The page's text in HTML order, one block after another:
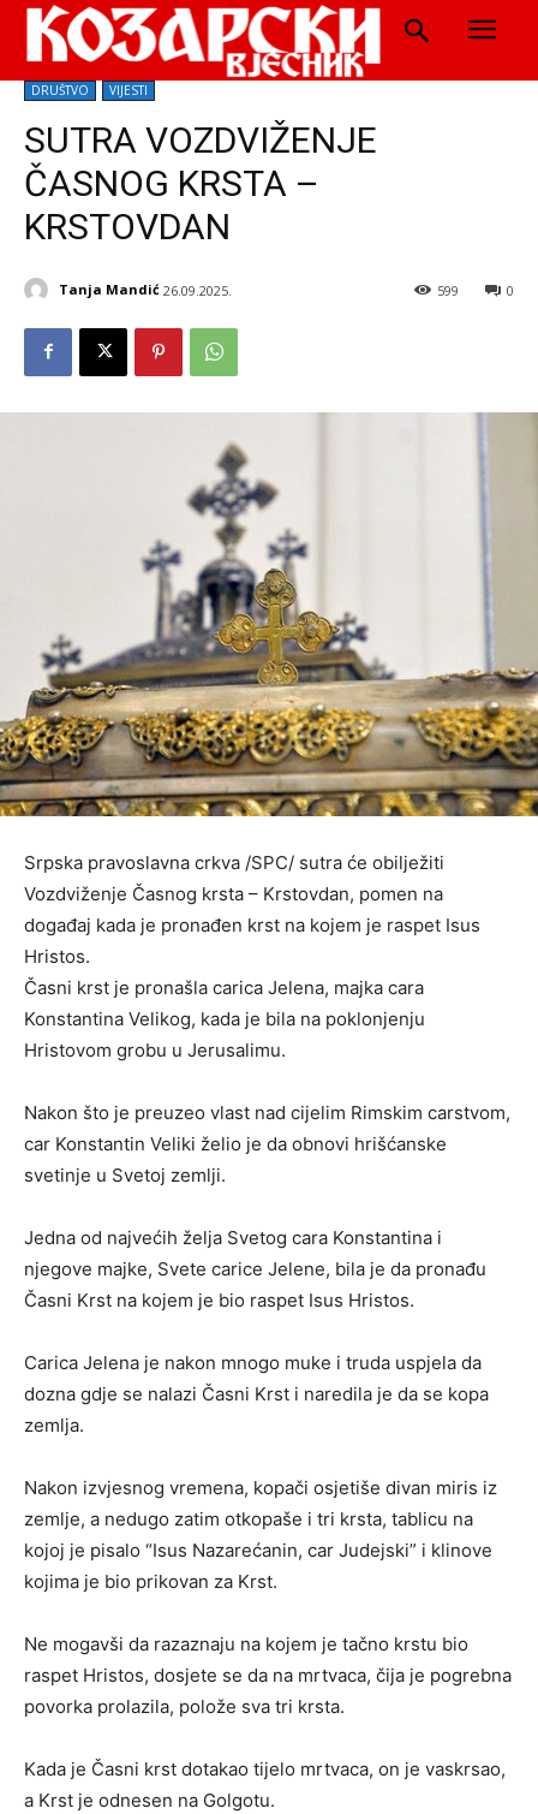
DRUŠTVO VIJESTI
SUTRA VOZDVIŽENJE
ČASNOG KRSTA –
KRSTOVDAN
Tanja Mandić 26.09.2025. 0
599
Srpska pravoslavna crkva /SPC/ sutra će obilježiti
Vozdviženje Časnog krsta – Krstovdan, pomen na
događaj kada je pronađen krst na kojem je raspet Isus
Hristos.
Časni krst je pronašla carica Jelena, majka cara
Konstantina Velikog, kada je bila na poklonjenju
Hristovom grobu u Jerusalimu.
Nakon što je preuzeo vlast nad cijelim Rimskim carstvom,
car Konstantin Veliki želio je da obnovi hrišćanske
svetinje u Svetoj zemlji.
Jedna od najvećih želja Svetog cara Konstantina i
njegove majke, Svete carice Jelene, bila je da pronađu
Časni Krst na kojem je bio raspet Isus Hristos.
Carica Jelena je nakon mnogo muke i truda uspjela da
dozna gdje se nalazi Časni Krst i naredila je da se kopa
zemlja.
Nakon izvjesnog vremena, kopači osjetiše divan miris iz
zemlje, a nedugo zatim otkopaše i tri krsta, tablicu na
kojoj je pisalo “Isus Nazarećanin, car Judejski” i klinove
kojima je bio prikovan za Krst.
Ne mogavši da razaznaju na kojem je tačno krstu bio
raspet Hristos, dosjete se da na mrtvaca, čija je pogrebna
povorka prolazila, polože sva tri krsta.
Kada je Časni krst dotakao tijelo mrtvaca, on je vaskrsao,
a Krst je odnesen na Golgotu.